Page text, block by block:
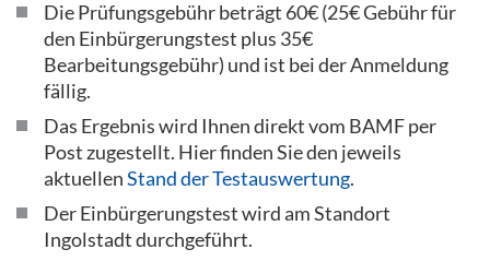
Die Prüfungsgebühr beträgt 60€ (25€ Gebühr für
den Einbürgerungstest plus 35€
Bearbeitungsgebühr) und ist bei der Anmeldung
fällig.
Das Ergebnis wird Ihnen direkt vom BAMF per
Post zugestellt. Hier finden Sie den jeweils
aktuellenStand der Testauswertung.
Der Einbürgerungstest wird am Standort
Ingolstadt durchgeführt.